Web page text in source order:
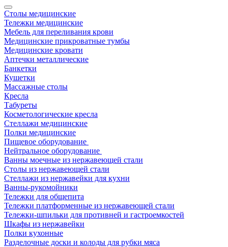
Столы медицинские
Тележки медицинские
Мебель для переливания крови
Медицинские прикроватные тумбы
Медицинские кровати
Аптечки металлические
Банкетки
Кушетки
Массажные столы
Кресла
Табуреты
Косметологические кресла
Стеллажи медицинские
Полки медицинские
Пищевое оборудование
Нейтральное оборудование
Ванны моечные из нержавеющей стали
Столы из нержавеющей стали
Стеллажи из нержавейки для кухни
Ванны-рукомойники
Тележки для общепита
Тележки платформенные из нержавеющей стали
Тележки-шпильки для противней и гастроемкостей
Шкафы из нержавейки
Полки кухонные
Разделочные доски и колоды для рубки мяса